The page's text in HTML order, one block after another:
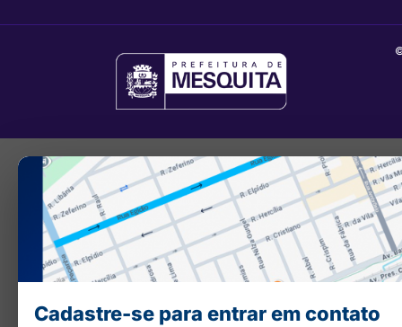
Cadastre-se para entrar em contato